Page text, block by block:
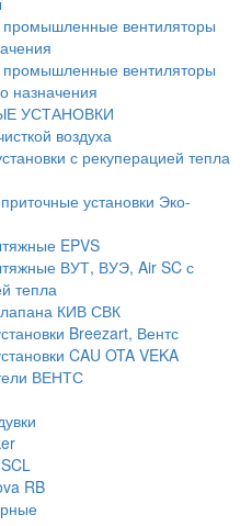
вентиляторы
вентиляторы
назначения
УСТАНОВКИ
воздуха
с рекуперацией тепла
установки Эко-
EPVS
ВУТ, ВУЭ, Air SC с
тепла
КИВ СВК
Breezart, Вентс
CAU OTA VEKA
ВЕНТС
RB